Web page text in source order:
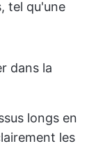
tel qu'une
dans la
longs en
les